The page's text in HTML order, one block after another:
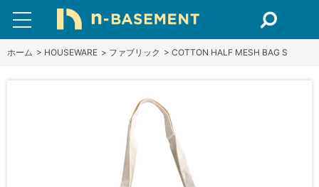
ホーム > HOUSEWARE > ファブリック > COTTON HALF MESH BAG S